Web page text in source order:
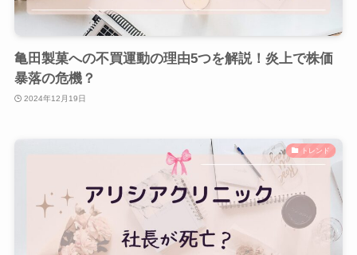
亀田製菓への不買運動の理由5つを解説！炎上で株価
暴落の危機？
2024年12月19日
トレンド